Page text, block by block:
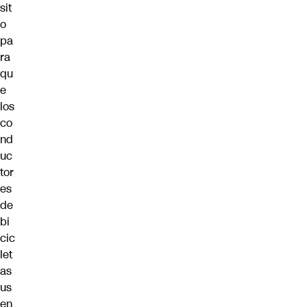
sit
o
pa
ra
qu
e
los
co
nd
uc
tor
es
de
bi
cic
let
as
us
en